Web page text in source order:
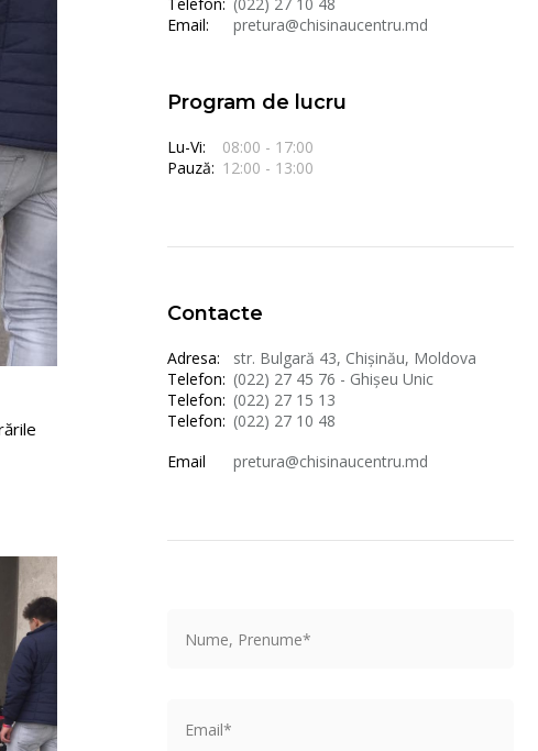
Email:
pretura@chisinaucentru.md
Program de lucru
Lu-Vi:
08:00 - 17:00
Pauză: 12:00 - 13:00
Contacte
Adresa:
str. Bulgară 43, Chișinău, Moldova
Telefon: (022) 27 45 76 - Ghișeu Unic
Telefon: (022) 27 15 13
Telefon: (022) 27 10 48
Email
pretura@chisinaucentru.md